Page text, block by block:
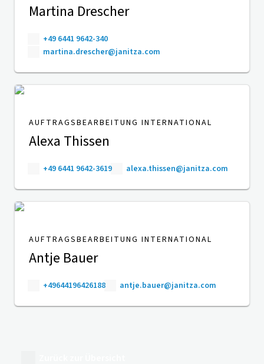
Martina Drescher
+49 6441 9642-340
martina.drescher@janitza.com
AUFTRAGSBEARBEITUNG INTERNATIONAL
Alexa Thissen
+49 6441 9642-3619 alexa.thissen@janitza.com
AUFTRAGSBEARBEITUNG INTERNATIONAL
Antje Bauer
+49644196426188 antje.bauer@janitza.com